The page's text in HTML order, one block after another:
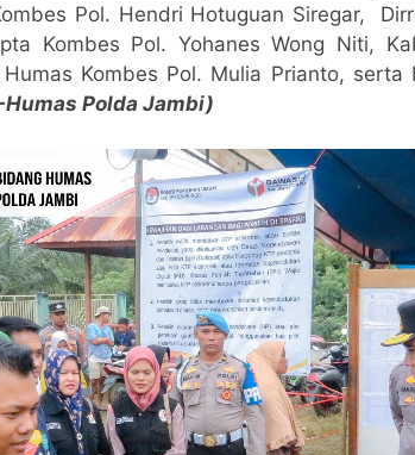
Pol. Hendri Hotuguan Siregar,
Kombes Pol. Yohanes Wong Niti,
Kombes Pol. Mulia Prianto, serta
Humas Polda Jambi)